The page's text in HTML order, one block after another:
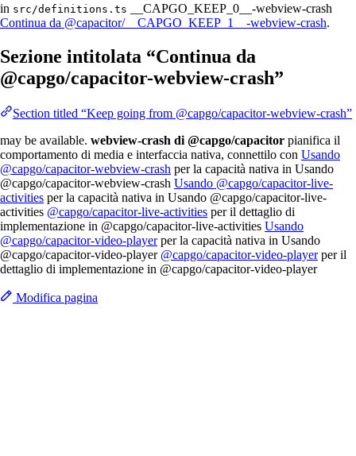
in src/definitions.ts
__CAPGO_KEEP_0__-webview-crash
Continua da @capacitor/__CAPGO_KEEP_1__-webview-crash.
Sezione intitolata “Continua da
@capgo/capacitor-webview-crash”
Section titled “Keep going from @capgo/capacitor-webview-crash”
may be available. webview-crash di @capgo/capacitor pianifica il
comportamento di media e interfaccia nativa, connettilo con Usando
@capgo/capacitor-webview-crash per la capacità nativa in Usando
@capgo/capacitor-webview-crash Usando @capgo/capacitor-live-
activities per la capacità nativa in Usando @capgo/capacitor-live-
activities @capgo/capacitor-live-activities per il dettaglio di
implementazione in @capgo/capacitor-live-activities Usando
@capgo/capacitor-video-playerper la capacità nativa in Usando
@capgo/capacitor-video-player @capgo/capacitor-video-playerper il
dettaglio di implementazione in @capgo/capacitor-video-player
Modifica pagina